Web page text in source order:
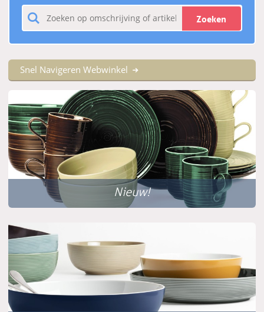
Zoeken
Snel Navigeren Webwinkel
Nieuw!